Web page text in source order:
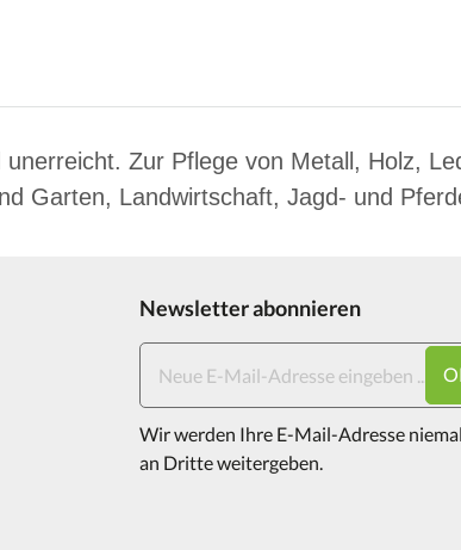
Zur Pflege von Metall, Holz,
Garten, Landwirtschaft, Jagd- und
Newsletter abonnieren
Wir werden Ihre E-Mail-Adresse
an Dritte weitergeben.